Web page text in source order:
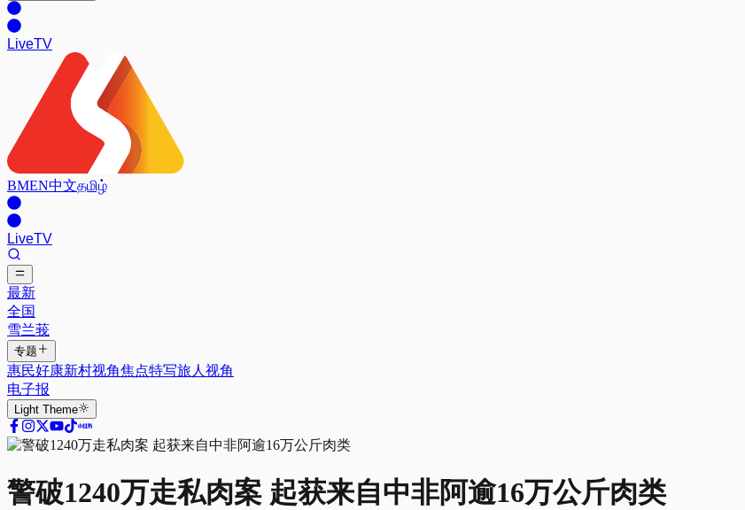
LiveTV
BMEN中文தமிழ்
LiveTV
最新
全国
雪兰莪
专题
惠民好康新村视角焦点特写旅人视角
电子报
Light Theme
警破1240万走私肉案 起获来自中非阿逾16万公斤肉类